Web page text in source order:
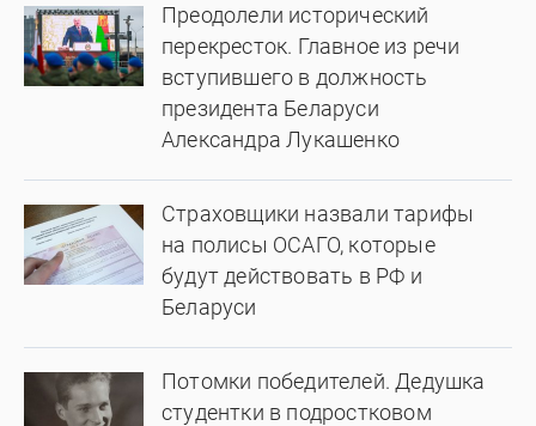
Преодолели исторический
перекресток. Главное из речи
вступившего в должность
президента Беларуси
Александра Лукашенко
Страховщики назвали тарифы
на полисы ОСАГО, которые
будут действовать в РФ и
Беларуси
Потомки победителей. Дедушка
студентки в подростковом